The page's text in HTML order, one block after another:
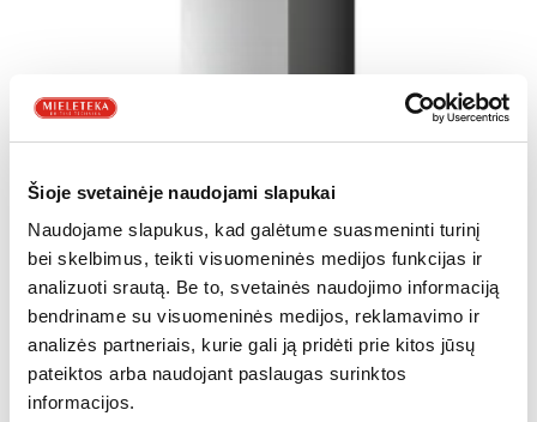
Šioje svetainėje naudojami slapukai
Naudojame slapukus, kad galėtume suasmeninti turinį
bei skelbimus, teikti visuomeninės medijos funkcijas ir
analizuoti srautą. Be to, svetainės naudojimo informaciją
bendriname su visuomeninės medijos, reklamavimo ir
analizės partneriais, kurie gali ją pridėti prie kitos jūsų
pateiktos arba naudojant paslaugas surinktos
informacijos.
GARTRAUKIAI
Gartraukis ElICA SPOT NG H6 IX/A/60